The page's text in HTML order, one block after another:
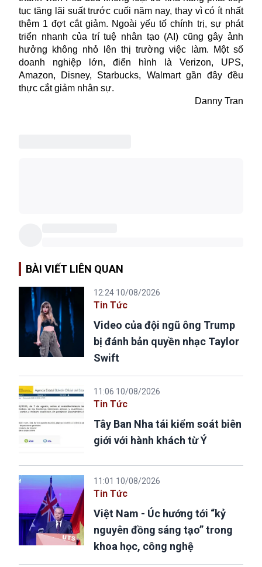
tục tăng lãi suất trước cuối năm nay, thay vì có ít nhất
thêm 1 đợt cắt giảm. Ngoài yếu tố chính trị, sự phát
triển nhanh của trí tuệ nhân tạo (AI) cũng gây ảnh
hưởng không nhỏ lên thị trường việc làm. Một số
doanh nghiệp lớn, điển hình là Verizon, UPS,
Amazon, Disney, Starbucks, Walmart gần đây đều
thực cắt giảm nhân sự.
Danny Tran
BÀI VIẾT LIÊN QUAN
12:24 10/08/2026
Tin Tức
Video của đội ngũ ông Trump
bị đánh bản quyền nhạc Taylor
Swift
11:06 10/08/2026
Tin Tức
Tây Ban Nha tái kiểm soát biên
giới với hành khách từ Ý
11:01 10/08/2026
Tin Tức
Việt Nam - Úc hướng tới “kỷ
nguyên đồng sáng tạo” trong
khoa học, công nghệ